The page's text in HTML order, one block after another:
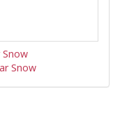
Snow